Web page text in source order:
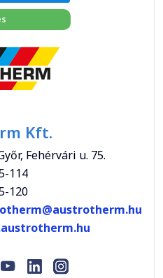
Kft.
Fehérvári u. 75.
114
120